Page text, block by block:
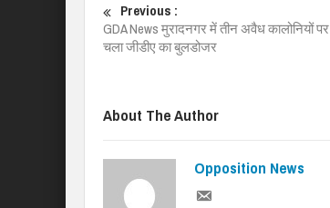
Previous :
GDA News मुरादनगर में तीन अवैध कालोनियों पर
चला जीडीए का बुलडोजर
About The Author
Opposition News